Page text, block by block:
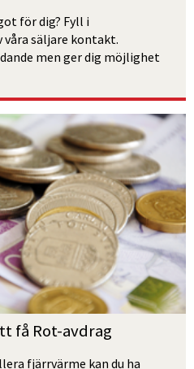
för dig? Fyll i
säljare kontakt.
men ger dig möjlighet
få Rot-avdrag
fjärrvärme kan du ha